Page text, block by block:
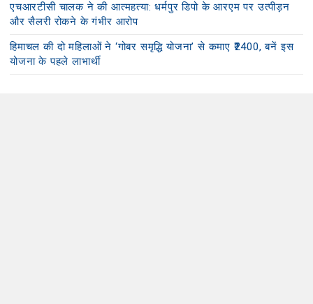
एचआरटीसी चालक ने की आत्महत्या: धर्मपुर डिपो के आरएम पर उत्पीड़न
और सैलरी रोकने के गंभीर आरोप
हिमाचल की दो महिलाओं ने ‘गोबर समृद्धि योजना’ से कमाए ₹2400, बनें इस
योजना के पहले लाभार्थी